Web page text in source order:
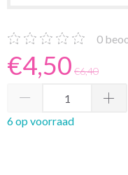
0
€4,50 €6,40
6 op voorraad